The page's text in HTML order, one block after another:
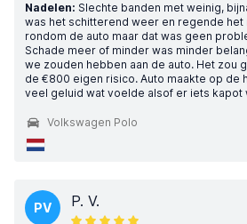
Nadelen: Slechte banden met weinig,
was het schitterend weer en regende het
rondom de auto maar dat was geen
Schade meer of minder was minder
we zouden hebben aan de auto. Het zou
de €800 eigen risico. Auto maakte op de
veel geluid wat voelde alsof er iets kapot
Volkswagen Polo
PV P. V.